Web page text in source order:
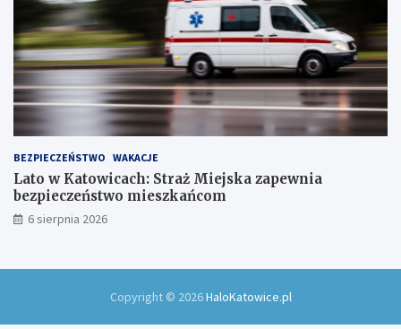
BEZPIECZEŃSTWO WAKACJE
Lato w Katowicach: Straż Miejska zapewnia
bezpieczeństwo mieszkańcom
6 sierpnia 2026
Copyright © 2026HaloKatowice.pl